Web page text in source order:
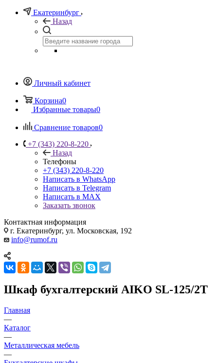
Екатеринбург
Назад
Личный кабинет
Корзина0
Избранные товары0
Сравнение товаров0
+7 (343) 220-8-220
Назад
Телефоны
+7 (343) 220-8-220
Написать в WhatsApp
Написать в Telegram
Написать в MAX
Заказать звонок
Контактная информация
г. Екатеринбург, ул. Московская, 192
info@rumof.ru
Шкаф бухгалтерский AIKO SL-125/2T
Главная
—
Каталог
—
Металлическая мебель
—